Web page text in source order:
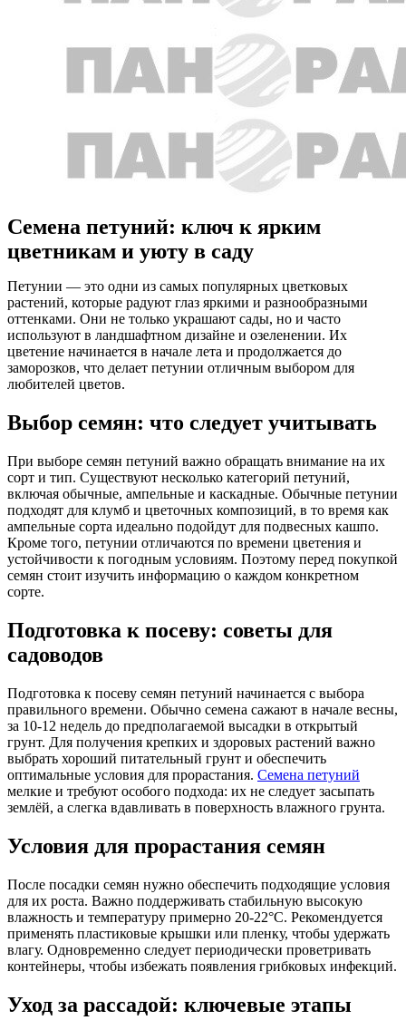
Семена петуний: ключ к ярким
цветникам и уюту в саду
Петунии — это одни из самых популярных цветковых
растений, которые радуют глаз яркими и разнообразными
оттенками. Они не только украшают сады, но и часто
используют в ландшафтном дизайне и озеленении. Их
цветение начинается в начале лета и продолжается до
заморозков, что делает петунии отличным выбором для
любителей цветов.
Выбор семян: что следует учитывать
При выборе семян петуний важно обращать внимание на их
сорт и тип. Существуют несколько категорий петуний,
включая обычные, ампельные и каскадные. Обычные петунии
подходят для клумб и цветочных композиций, в то время как
ампельные сорта идеально подойдут для подвесных кашпо.
Кроме того, петунии отличаются по времени цветения и
устойчивости к погодным условиям. Поэтому перед покупкой
семян стоит изучить информацию о каждом конкретном
сорте.
Подготовка к посеву: советы для
садоводов
Подготовка к посеву семян петуний начинается с выбора
правильного времени. Обычно семена сажают в начале весны,
за 10-12 недель до предполагаемой высадки в открытый
грунт. Для получения крепких и здоровых растений важно
выбрать хороший питательный грунт и обеспечить
оптимальные условия для прорастания. Семена петуний
мелкие и требуют особого подхода: их не следует засыпать
землёй, а слегка вдавливать в поверхность влажного грунта.
Условия для прорастания семян
После посадки семян нужно обеспечить подходящие условия
для их роста. Важно поддерживать стабильную высокую
влажность и температуру примерно 20-22°C. Рекомендуется
применять пластиковые крышки или пленку, чтобы удержать
влагу. Одновременно следует периодически проветривать
контейнеры, чтобы избежать появления грибковых инфекций.
Уход за рассадой: ключевые этапы